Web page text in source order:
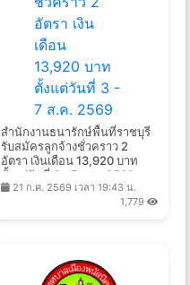
สํานักงานธนารักษ์พื้นที่ราชบุรี
รับสมัครลูกจ้างชั่วคราว 2
อัตรา เงินเดือน 13,920 บาท
ตั้งแต่วันที่ 3 - 7 ส.ค. 2569
21 ก.ค. 2569 เวลา 19:43 น.
1,779